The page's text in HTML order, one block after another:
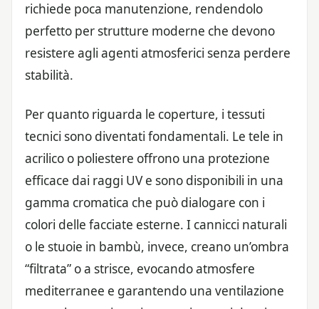
richiede poca manutenzione, rendendolo
perfetto per strutture moderne che devono
resistere agli agenti atmosferici senza perdere
stabilità.
Per quanto riguarda le coperture, i tessuti
tecnici sono diventati fondamentali. Le tele in
acrilico o poliestere offrono una protezione
efficace dai raggi UV e sono disponibili in una
gamma cromatica che può dialogare con i
colori delle facciate esterne. I cannicci naturali
o le stuoie in bambù, invece, creano un’ombra
“filtrata” o a strisce, evocando atmosfere
mediterranee e garantendo una ventilazione